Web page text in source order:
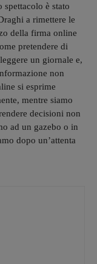
spettacolo è stato
a rimettere le
della firma online
pretendere di
un giornale e,
non
si esprime
mentre siamo
decisioni non
ad un gazebo o in
dopo un’attenta